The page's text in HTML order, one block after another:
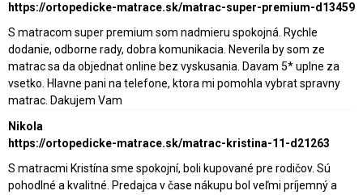
https://ortopedicke-matrace.sk/matrac-super-premium-d13459
S matracom super premium som nadmieru spokojná. Rychle
dodanie, odborne rady, dobra komunikacia. Neverila by som ze
matrac sa da objednat online bez vyskusania. Davam 5* uplne za
vsetko. Hlavne pani na telefone, ktora mi pomohla vybrat spravny
matrac. Dakujem Vam
Nikola
https://ortopedicke-matrace.sk/matrac-kristina-11-d21263
S matracmi Kristína sme spokojní, boli kupované pre rodičov. Sú
pohodlné a kvalitné. Predajca v čase nákupu bol veľmi príjemný a